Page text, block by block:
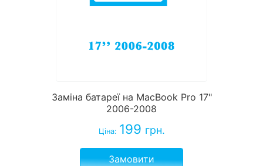
Заміна батареї на MacBook Pro 17"
2006-2008
Ціна: 199 грн.
Замовити